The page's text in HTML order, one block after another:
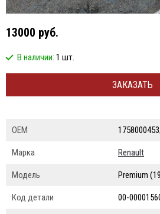
13000 руб.
В наличии: 1 шт.
ЗАКАЗАТЬ
ОЕМ
Марка Renault
Модель Premium
Код детали 00-